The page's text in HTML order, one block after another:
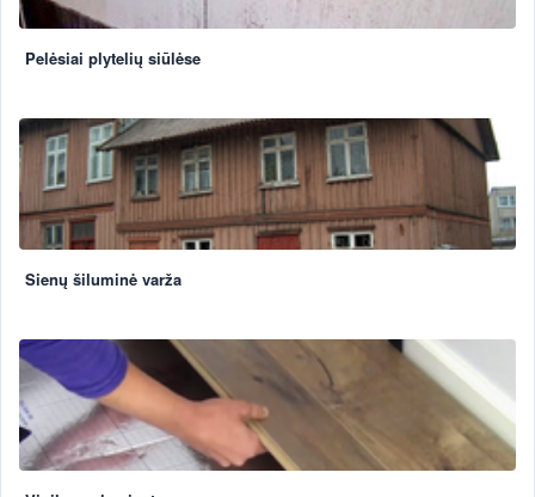
Pelėsiai plytelių siūlėse
Sienų šiluminė varža